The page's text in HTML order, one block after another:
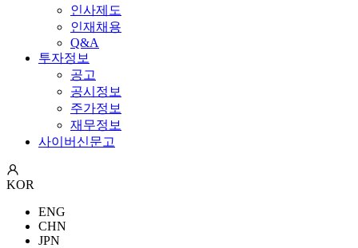
인사제도
인재채용
Q&A
투자정보
공고
공시정보
주가정보
재무정보
사이버신문고
KOR
ENG
CHN
JPN